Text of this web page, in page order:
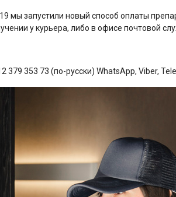
мы запустили новый способ оплаты
у курьера, либо в офисе почтовой
353 73 (по-русски) WhatsApp, Viber,